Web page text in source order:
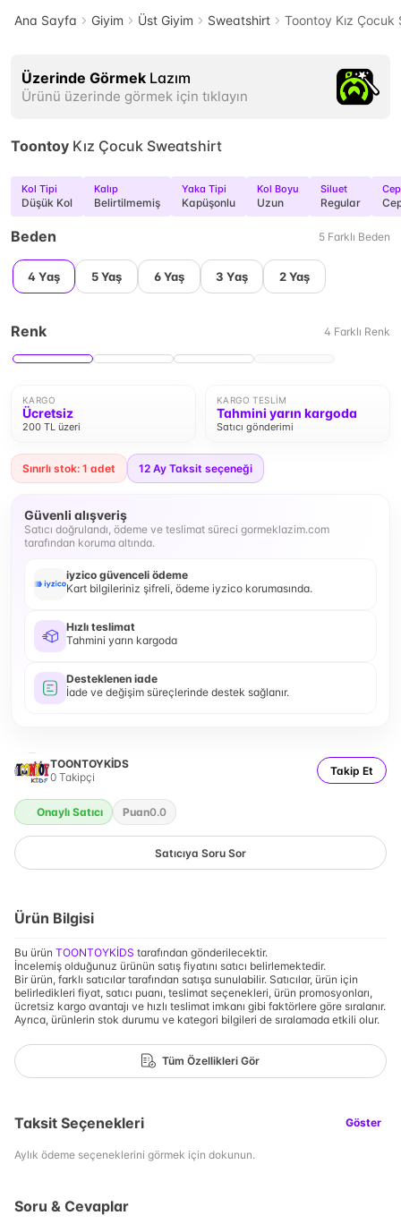
Ana Sayfa Giyim Üst Giyim Sweatshirt Toontoy Kız Çocuk
Üzerinde Görmek Lazım
Ürünü üzerinde görmek için tıklayın
Toontoy Kız Çocuk Sweatshirt
Kol Tipi
Düşük Kol
Kalıp
Belirtilmemiş
Yaka Tipi
Kapüşonlu
Kol Boyu
Uzun
Siluet
Regular
Cep
Beden 5 Farklı Beden
4 Yaş 5 Yaş 6 Yaş 3 Yaş 2 Yaş
Renk 4 Farklı Renk
KARGO
Ücretsiz
200 TL üzeri
KARGO TESLIM
Tahmini yarın kargoda
Satıcı gönderimi
Sınırlı stok: 1 adet 12 Ay Taksit seçeneği
Güvenli alışveriş
Satıcı doğrulandı, ödeme ve teslimat süreci gormeklazim.com
tarafından koruma altında.
iyzico güvenceli ödeme
Kart bilgileriniz şifreli, ödeme iyzico korumasında.
Hızlı teslimat
Tahmini yarın kargoda
Desteklenen iade
İade ve değişim süreçlerinde destek sağlanır.
TOONTOYKİDS
0 Takipçi Takip Et
Onaylı Satıcı Puan0.0
Satıcıya Soru Sor
Ürün Bilgisi
Bu ürün TOONTOYKİDS tarafından gönderilecektir.
İncelemiş olduğunuz ürünün satış fiyatını satıcı belirlemektedir.
Bir ürün, farklı satıcılar tarafından satışa sunulabilir. Satıcılar, ürün için
belirledikleri fiyat, satıcı puanı, teslimat seçenekleri, ürün promosyonları,
ücretsiz kargo avantajı ve hızlı teslimat imkanı gibi faktörlere göre sıralanır.
Ayrıca, ürünlerin stok durumu ve kategori bilgileri de sıralamada etkili olur.
Tüm Özellikleri Gör
Taksit Seçenekleri Göster
Aylık ödeme seçeneklerini görmek için dokunun.
Soru & Cevaplar